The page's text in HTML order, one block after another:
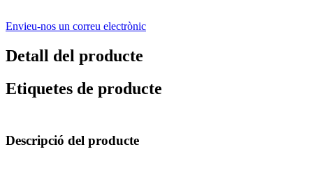
Envieu-nos un correu electrònic
Detall del producte
Etiquetes de producte
Descripció del producte